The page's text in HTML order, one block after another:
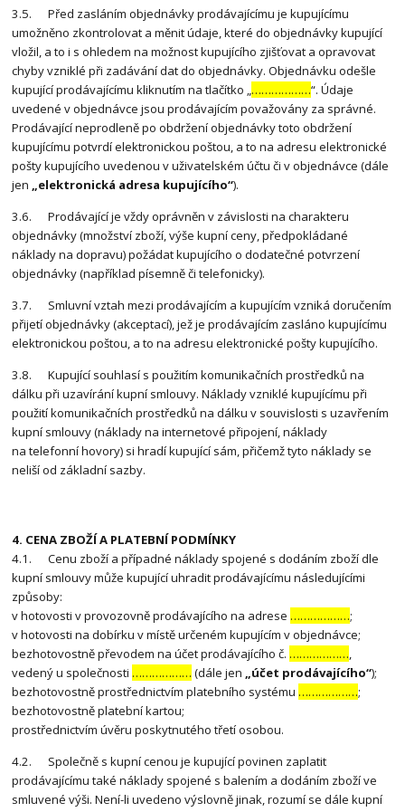
3.5. Před zasláním objednávky prodávajícímu je kupujícímu
umožněno zkontrolovat a měnit údaje, které do objednávky kupující
vložil, a to i s ohledem na možnost kupujícího zjišťovat a opravovat
chyby vzniklé při zadávání dat do objednávky. Objednávku odešle
kupující prodávajícímu kliknutím na tlačítko „………………“. Údaje
uvedené v objednávce jsou prodávajícím považovány za správné.
Prodávající neprodleně po obdržení objednávky toto obdržení
kupujícímu potvrdí elektronickou poštou, a to na adresu elektronické
pošty kupujícího uvedenou v uživatelském účtu či v objednávce (dále
jen „elektronická adresa kupujícího“).
3.6. Prodávající je vždy oprávněn v závislosti na charakteru
objednávky (množství zboží, výše kupní ceny, předpokládané
náklady na dopravu) požádat kupujícího o dodatečné potvrzení
objednávky (například písemně či telefonicky).
3.7. Smluvní vztah mezi prodávajícím a kupujícím vzniká doručením
přijetí objednávky (akceptací), jež je prodávajícím zasláno kupujícímu
elektronickou poštou, a to na adresu elektronické pošty kupujícího.
3.8. Kupující souhlasí s použitím komunikačních prostředků na
dálku při uzavírání kupní smlouvy. Náklady vzniklé kupujícímu při
použití komunikačních prostředků na dálku v souvislosti s uzavřením
kupní smlouvy (náklady na internetové připojení, náklady
na telefonní hovory) si hradí kupující sám, přičemž tyto náklady se
neliší od základní sazby.
4. CENA ZBOŽÍ A PLATEBNÍ PODMÍNKY
4.1. Cenu zboží a případné náklady spojené s dodáním zboží dle
kupní smlouvy může kupující uhradit prodávajícímu následujícími
způsoby:
v hotovosti v provozovně prodávajícího na adrese ………………;
v hotovosti na dobírku v místě určeném kupujícím v objednávce;
bezhotovostně převodem na účet prodávajícího č. ………………,
vedený u společnosti ……………… (dále jen „účet prodávajícího“);
bezhotovostně prostřednictvím platebního systému ………………;
bezhotovostně platební kartou;
prostřednictvím úvěru poskytnutého třetí osobou.
4.2. Společně s kupní cenou je kupující povinen zaplatit
prodávajícímu také náklady spojené s balením a dodáním zboží ve
smluvené výši. Není-li uvedeno výslovně jinak, rozumí se dále kupní